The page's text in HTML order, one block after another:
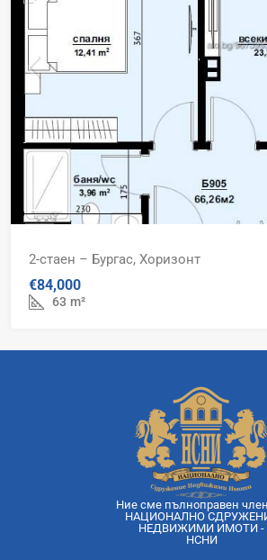
2-стаен – Бургас, Хоризонт
€84,000
63 m²
Ние сме пълноправен
НАЦИОНАЛНО
НЕДВИЖИМИ ИМОТИ -
НСНИ